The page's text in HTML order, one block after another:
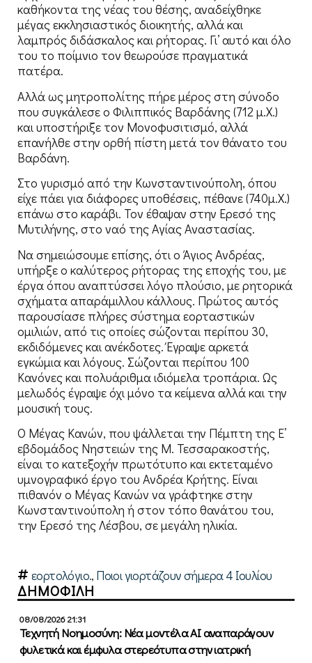
καθήκοντα της νέας του θέσης, αναδείχθηκε
μέγας εκκλησιαστικός διοικητής, αλλά και
λαμπρός διδάσκαλος και ρήτορας. Γι’ αυτό και όλο
του το ποίμνιο τον θεωρούσε πραγματικά
πατέρα.
Αλλά ως μητροπολίτης πήρε μέρος στη σύνοδο
που συγκάλεσε ο Φιλιππικός Βαρδάνης (712 μ.Χ.)
και υποστήριξε τον Μονοφυσιτισμό, αλλά
επανήλθε στην ορθή πίστη μετά τον θάνατο του
Βαρδάνη.
Στο γυρισμό από την Κωνσταντινούπολη, όπου
είχε πάει για διάφορες υποθέσεις, πέθανε (740μ.Χ.)
επάνω στο καράβι. Τον έθαψαν στην Ερεσό της
Μυτιλήνης, στο ναό της Αγίας Αναστασίας.
Να σημειώσουμε επίσης, ότι ο Άγιος Ανδρέας,
υπήρξε ο καλύτερος ρήτορας της εποχής του, με
έργα όπου αναπτύσσει λόγο πλούσιο, με ρητορικά
σχήματα απαράμιλλου κάλλους. Πρώτος αυτός
παρουσίασε πλήρες σύστημα εορταστικών
ομιλιών, από τις οποίες σώζονται περίπου 30,
εκδιδόμενες και ανέκδοτες. Έγραψε αρκετά
εγκώμια και λόγους. Σώζονται περίπου 100
Κανόνες και πολυάριθμα ιδιόμελα τροπάρια. Ως
μελωδός έγραψε όχι μόνο τα κείμενα αλλά και την
μουσική τους.
Ο Μέγας Κανών, που ψάλλεται την Πέμπτη της Ε’
εβδομάδος Νηστειών της Μ. Τεσσαρακοστής,
είναι το κατεξοχήν πρωτότυπο και εκτεταμένο
υμνογραφικό έργο του Ανδρέα Κρήτης. Είναι
πιθανόν ο Μέγας Κανών να γράφτηκε στην
Κωνσταντινούπολη ή στον τόπο θανάτου του,
την Ερεσό της Λέσβου, σε μεγάλη ηλικία.
εορτολόγιο., Ποιοι γιορτάζουν σήμερα 4 Ιουλίου
ΔΗΜΟΦΙΛΗ
08/08/2026 21:31
Τεχνητή Νοημοσύνη: Νέα μοντέλα ΑΙ αναπαράγουν
φυλετικά και έμφυλα στερεότυπα στην ιατρική